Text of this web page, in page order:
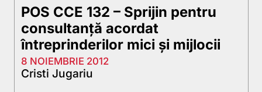
POS CCE 132 – Sprijin pentru
consultanţă acordat
întreprinderilor mici şi mijlocii
8 NOIEMBRIE 2012
Cristi Jugariu